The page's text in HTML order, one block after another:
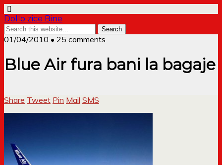
Dollo zice Bine
01/04/2010 • 25 comments
Blue Air fura bani la bagaje
Share Tweet Pin Mail SMS